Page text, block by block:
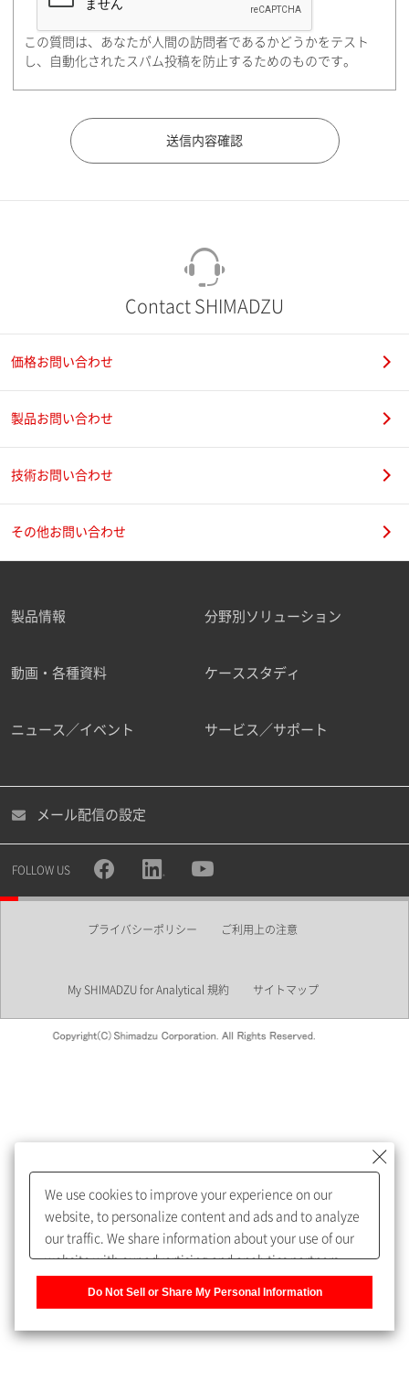
都道府県（勤務先）
ご勤務先
職種
所属部署
めします。
My SHIMADZU for Analyticalへ登録いただくと、技術情報や
取扱説明書・Webinarなどの閲覧ができます。
うになります。
この質問は、あなたが人間の訪問者であるかどうかをテスト
し、自動化されたスパム投稿を防止するためのものです。
Contact SHIMADZU
価格お問い合わせ
製品お問い合わせ
技術お問い合わせ
その他お問い合わせ
製品情報 分野別ソリューション
動画・各種資料 ケーススタディ
ニュース／イベント サービス／サポート
メール配信の設定
FOLLOW US
プライバシーポリシー ご利用上の注意
My SHIMADZU for Analytical 規約 サイトマップ
We use cookies to improve your experience on our
website, to personalize content and ads and to analyze
our traffic. We share information about your use of our
website with our advertising and analytics partners,
Do Not Sell or Share My Personal Information